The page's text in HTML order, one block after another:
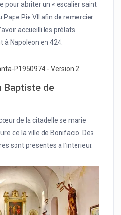
pour abriter un « escalier saint
Pape Pie VII afin de remercier
accueilli les prélats
à Napoléon en 424.
Baptiste de
de la citadelle se marie
de la ville de Bonifacio. Des
sont présentes à l’intérieur.